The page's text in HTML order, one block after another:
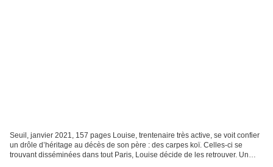
Seuil, janvier 2021, 157 pages Louise, trentenaire très active, se voit confier
un drôle d’héritage au décès de son père : des carpes koï. Celles-ci se
trouvant disséminées dans tout Paris, Louise décide de les retrouver. Un